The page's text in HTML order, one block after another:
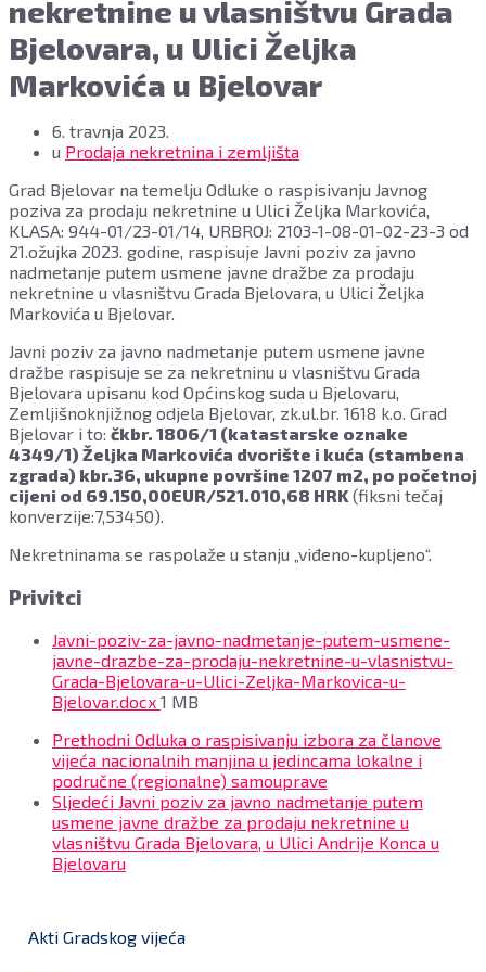
nekretnine u vlasništvu Grada
Bjelovara, u Ulici Željka
Markovića u Bjelovar
6. travnja 2023.
u Prodaja nekretnina i zemljišta
Grad Bjelovar na temelju Odluke o raspisivanju Javnog
poziva za prodaju nekretnine u Ulici Željka Markovića,
KLASA: 944-01/23-01/14, URBROJ: 2103-1-08-01-02-23-3 od
21.ožujka 2023. godine, raspisuje Javni poziv za javno
nadmetanje putem usmene javne dražbe za prodaju
nekretnine u vlasništvu Grada Bjelovara, u Ulici Željka
Markovića u Bjelovar.
Javni poziv za javno nadmetanje putem usmene javne
dražbe raspisuje se za nekretninu u vlasništvu Grada
Bjelovara upisanu kod Općinskog suda u Bjelovaru,
Zemljišnoknjižnog odjela Bjelovar, zk.ul.br. 1618 k.o. Grad
Bjelovar i to: čkbr. 1806/1 (katastarske oznake
4349/1) Željka Markovića dvorište i kuća (stambena
zgrada) kbr.36, ukupne površine 1207 m2, po početnoj
cijeni od 69.150,00EUR/521.010,68 HRK (fiksni tečaj
konverzije:7,53450).
Nekretninama se raspolaže u stanju „viđeno-kupljeno“.
Privitci
Javni-poziv-za-javno-nadmetanje-putem-usmene-
javne-drazbe-za-prodaju-nekretnine-u-vlasnistvu-
Grada-Bjelovara-u-Ulici-Zeljka-Markovica-u-
Bjelovar.docx File
1 MB
Prethodni Odluka o raspisivanju izbora za članove
vijeća nacionalnih manjina u jedincama lokalne i
područne (regionalne) samouprave
Sljedeći Javni poziv za javno nadmetanje putem
usmene javne dražbe za prodaju nekretnine u
vlasništvu Grada Bjelovara, u Ulici Andrije Konca u
Bjelovaru
Akti Gradskog vijeća